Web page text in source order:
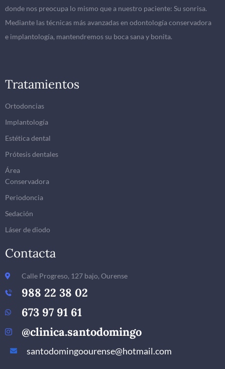
donde nos preocupa lo mismo que a nuestro paciente: Su sonrisa.
Mediante las técnicas más avanzadas en odontología conservadora
e implantología, mantendremos su boca sana y bonita.
Tratamientos
Ortodoncias
Implantología
Estética dental
Prótesis dentales
Área
Conservadora
Periodoncia
Sedación
Láser de diodo
Contacta
Calle Progreso, 127 bajo, Ourense
988 22 38 02
673 97 91 61
@clinica.santodomingo
santodomingoourense@hotmail.com